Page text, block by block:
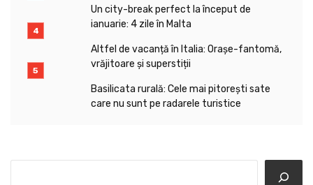
Un city-break perfect la început de
ianuarie: 4 zile în Malta
Altfel de vacanță în Italia: Orașe-fantomă,
vrăjitoare și superstiții
Basilicata rurală: Cele mai pitorești sate
care nu sunt pe radarele turistice